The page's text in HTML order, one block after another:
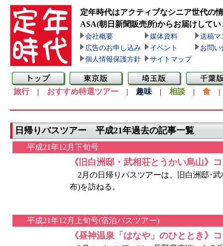
定年時代はアクティブなシニア世代の
ASA(朝日新聞販売所)からお届けしてい
会社概要 媒体資料
送稿マ
広告のお申し込み
イベント
お問い
個人情報保護方針
サイトマップ
旅行| おすすめ特選ツアー | 趣味 | 相談 | 食
日帰りバスツアー 平成21年過去の記事一覧
平成21年12月下旬号
《旧白洲邸・武相荘とうかい烏山》
2月の日帰りバスツアーは、旧白洲邸･
布)を訪ねる。
平成21年12月上旬号(宿泊バスツアー)
《昼神温泉「はなや」のひととき》